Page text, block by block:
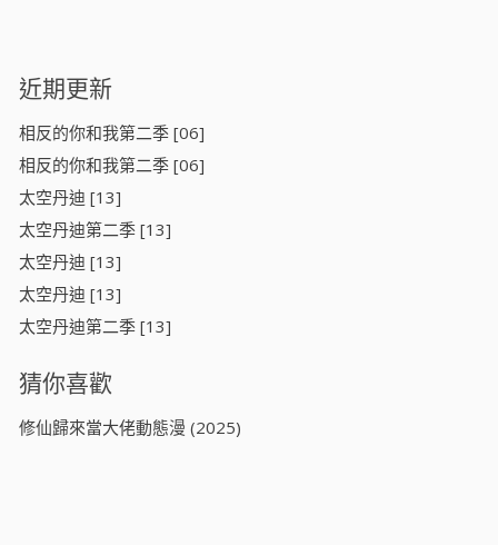
近期更新
相反的你和我第二季 [06]
相反的你和我第二季 [06]
太空丹迪 [13]
太空丹迪第二季 [13]
太空丹迪 [13]
太空丹迪 [13]
太空丹迪第二季 [13]
猜你喜歡
修仙歸來當大佬動態漫 (2025)